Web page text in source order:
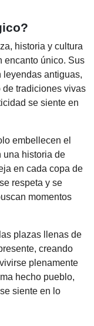
historia y cultura
encanto único. Sus
leyendas antiguas,
tradiciones vivas
se siente en
embellecen el
una historia de
en cada copa de
respeta y se
momentos
plazas llenas de
creando
plenamente
hecho pueblo,
siente en lo